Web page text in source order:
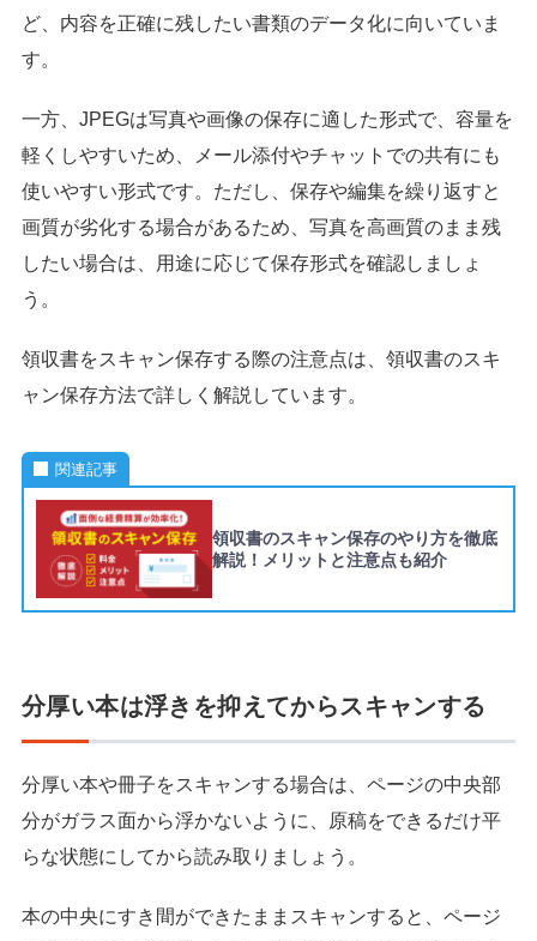
ど、内容を正確に残したい書類のデータ化に向いていま
す。
一方、JPEGは写真や画像の保存に適した形式で、容量を
軽くしやすいため、メール添付やチャットでの共有にも
使いやすい形式です。ただし、保存や編集を繰り返すと
画質が劣化する場合があるため、写真を高画質のまま残
したい場合は、用途に応じて保存形式を確認しましょ
う。
領収書をスキャン保存する際の注意点は、領収書のスキ
ャン保存方法で詳しく解説しています。
関連記事
領収書のスキャン保存のやり方を徹底
解説！メリットと注意点も紹介
分厚い本は浮きを抑えてからスキャンする
分厚い本や冊子をスキャンする場合は、ページの中央部
分がガラス面から浮かないように、原稿をできるだけ平
らな状態にしてから読み取りましょう。
本の中央にすき間ができたままスキャンすると、ページ